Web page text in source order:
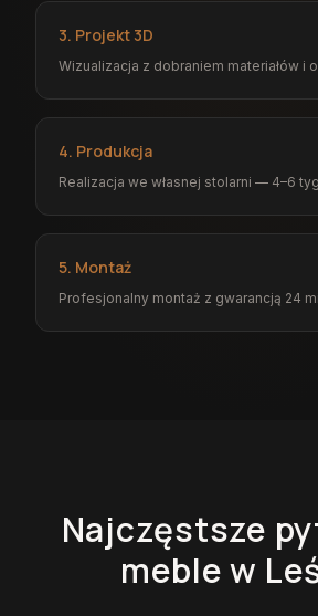
3. Projekt 3D
Wizualizacja z dobraniem materiałów i
4. Produkcja
Realizacja we własnej stolarni — 4–6
5. Montaż
Profesjonalny montaż z gwarancją 24
Najczęstsze
meble w